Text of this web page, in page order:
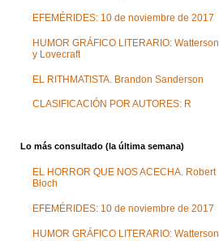
EFEMÉRIDES: 10 de noviembre de 2017
HUMOR GRÁFICO LITERARIO: Watterson
y Lovecraft
EL RITHMATISTA. Brandon Sanderson
CLASIFICACIÓN POR AUTORES: R
Lo más consultado (la última semana)
EL HORROR QUE NOS ACECHA. Robert
Bloch
EFEMÉRIDES: 10 de noviembre de 2017
HUMOR GRÁFICO LITERARIO: Watterson